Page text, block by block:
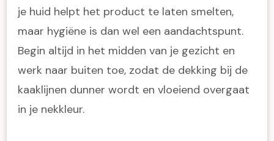
je huid helpt het product te laten smelten,
maar hygiëne is dan wel een aandachtspunt.
Begin altijd in het midden van je gezicht en
werk naar buiten toe, zodat de dekking bij de
kaaklijnen dunner wordt en vloeiend overgaat
in je nekkleur.